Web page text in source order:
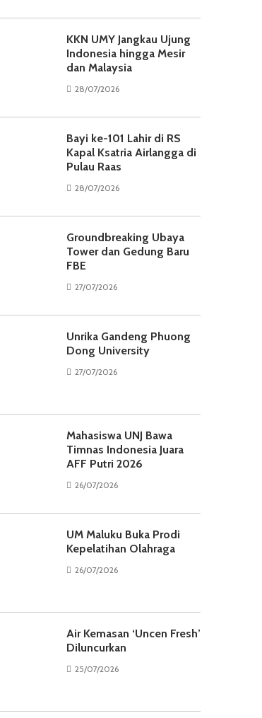
KKN UMY Jangkau Ujung
Indonesia hingga Mesir
dan Malaysia
28/07/2026
Bayi ke-101 Lahir di RS
Kapal Ksatria Airlangga di
Pulau Raas
28/07/2026
Groundbreaking Ubaya
Tower dan Gedung Baru
FBE
27/07/2026
Unrika Gandeng Phuong
Dong University
27/07/2026
Mahasiswa UNJ Bawa
Timnas Indonesia Juara
AFF Putri 2026
26/07/2026
UM Maluku Buka Prodi
Kepelatihan Olahraga
26/07/2026
Air Kemasan ‘Uncen Fresh’
Diluncurkan
25/07/2026